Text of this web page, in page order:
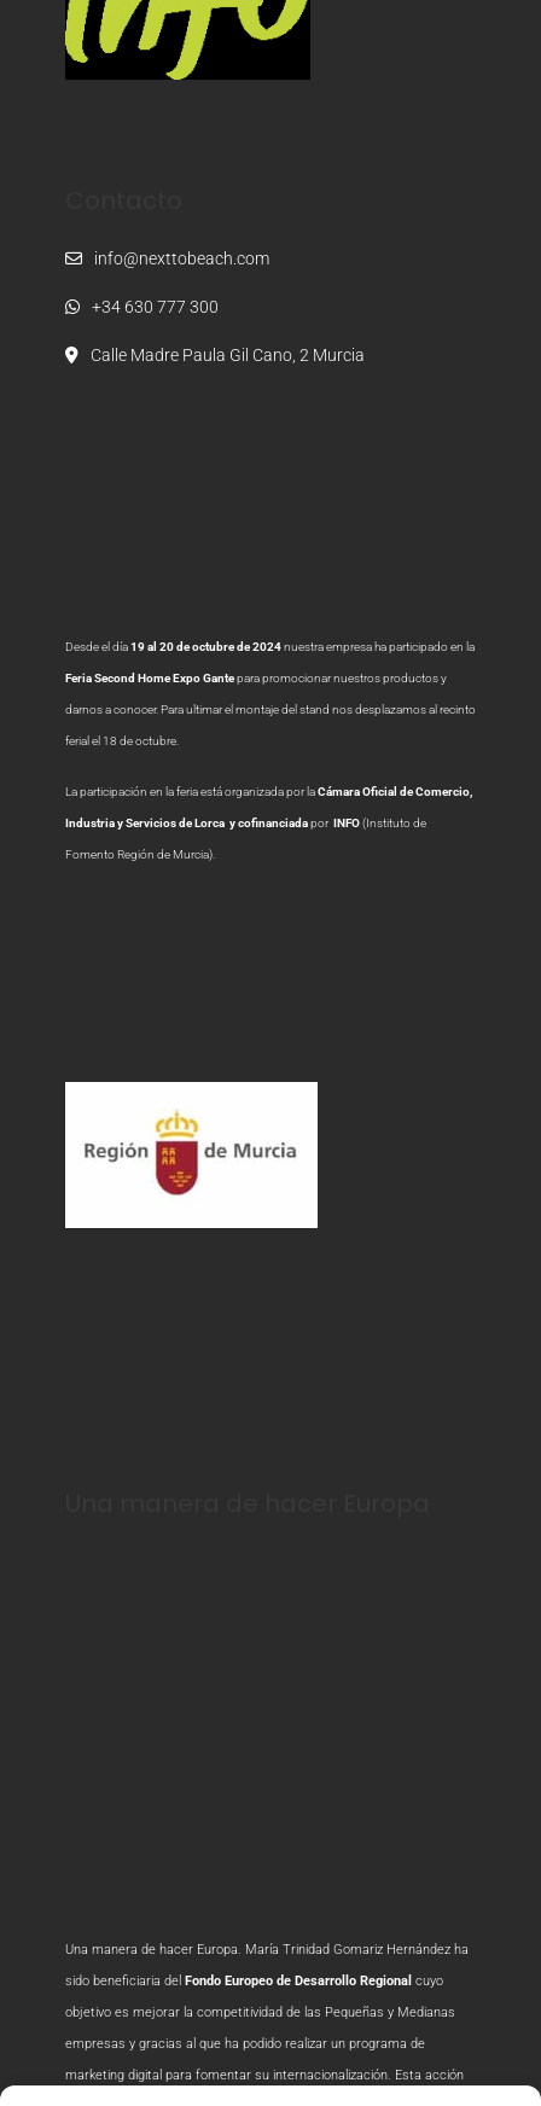
info@nexttobeach.com
+34 630 777 300
Calle Madre Paula Gil Cano, 2 Murcia
Desde el día19 al 20 de octubre de 2024nuestra empresa ha participado en la
Feria Second Home Expo Gantepara promocionar nuestros productos y
darnos a conocer. Para ultimar el montaje del stand nos desplazamos al recinto
ferial el 18 de octubre.
La participación en la feria está organizada por laCámara Oficial de Comercio,
Industria y Servicios de Lorca y cofinanciadapor INFO(Instituto de
Fomento Región de Murcia).
Una manera de hacer Europa. María Trinidad Gomariz Hernández ha
sido beneficiaria del Fondo Europeo de Desarrollo Regional cuyo
objetivo es mejorar la competitividad de las Pequeñas y Medianas
empresas y gracias al que ha podido realizar un programa de
marketing digital para fomentar su internacionalización. Esta acción